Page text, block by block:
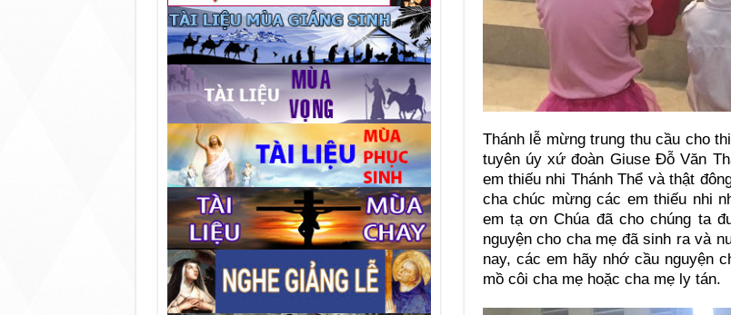
Thánh lễ mừng trung thu cầu cho
tuyên úy xứ đoàn Giuse Đỗ Văn
em thiếu nhi Thánh Thể và thật
cha chúc mừng các em thiếu nhi
em tạ ơn Chúa đã cho chúng ta
nguyện cho cha mẹ đã sinh ra và
nay, các em hãy nhớ cầu nguyện
mồ côi cha mẹ hoặc cha mẹ ly tán.